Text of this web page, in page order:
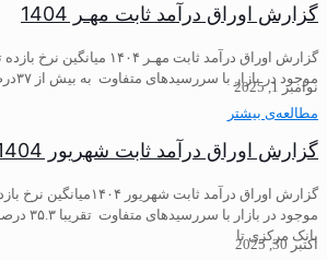
گزارش اوراق درآمد ثابت مهـر 1404
گزارش اوراق درآمد ثابت مهـر
موجود در بازار با سررسیدهای متفاوت به بیش از ۳۷درصد رسیده است. همچنین
مطالعه‌ی بیشتر
نوامبر 1, 2025
گزارش اوراق درآمد ثابت شهریور 1404
گزارش اوراق درآمد ثابت
موجود در
بانک مرکزی تا
اکتبر 30, 2025